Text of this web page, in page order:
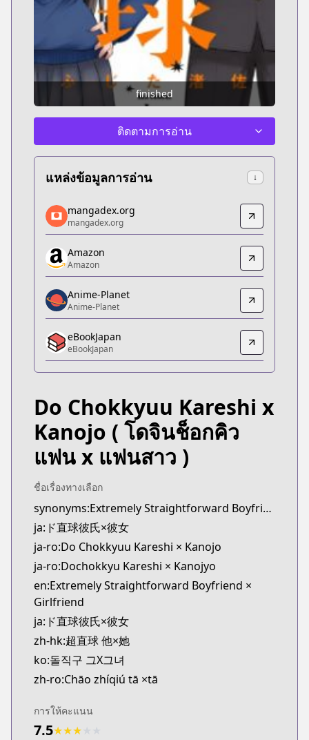
finished
ติดตามการอ่าน
แหล่งข้อมูลการอ่าน ↓
mangadex.org
mangadex.org
https://mangadex.org/title/efb62763-c940-4495-
Amazon
Amazon
https://www.amazon.co.jp/dp/B08C8WP8NN
Anime-Planet
Anime-Planet
https://www.anime-planet.com/manga/do-
eBookJapan
eBookJapan
Official Raw
Official Raw
https://mangacross.jp/comics/dochokkyu/
Kitsu
https://kitsu.app/manga/52170
MangaUpdates
MangaUpdates
https://www.mangaupdates.com/
Book☆Walker
Book☆Walker
https://bookwalker.jp/series/235798/list
mangadex.org
mangadex.org
Amazon
Amazon
Anime-Planet
Anime-Planet
eBookJapan
eBookJapan
Do Chokkyuu Kareshi x
Kanojo ( โดจินช็อกคิว
แฟน x แฟนสาว )
ชื่อเรื่องทางเลือก
synonyms:Extremely Straightforward Boyfriend x Girlfriend
ja:ド直球彼氏×彼女
ja-ro:Do Chokkyuu Kareshi × Kanojo
ja-ro:Dochokkyu Kareshi × Kanojyo
en:Extremely Straightforward Boyfriend ×
Girlfriend
ja:ド直球彼氏×彼女
zh-hk:超直球 他×她
ko:돌직구 그X그녀
zh-ro:Chāo zhíqiú tā ×tā
การให้คะแนน
7.5★★★